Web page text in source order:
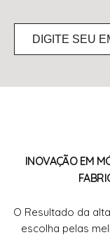
INOVAÇÃO EM
O Resultado da
escolha pelas